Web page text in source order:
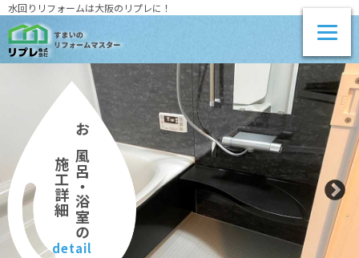
水回りリフォームは大阪のリプレに！
お風呂・浴室の
施工詳細
detail